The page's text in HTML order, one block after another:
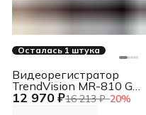
Осталась 1 штука
12 970 ₽16 213 ₽−20%
Видеорегистратор
TrendVision MR-810 GT
черный 2Mpix